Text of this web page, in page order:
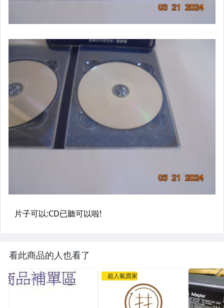
看此商品的人也看了
超人氣賣家